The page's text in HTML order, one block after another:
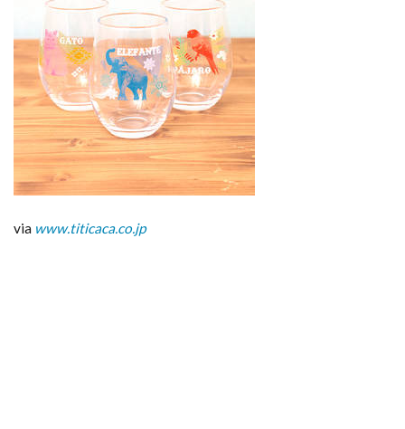
via www.titicaca.co.jp